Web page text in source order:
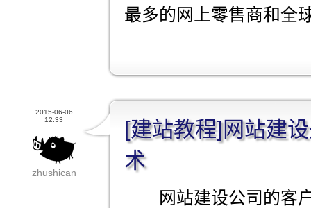
最多的网上零售商和全
2015-06-06
12:33
zhushican
[建站教程]网站建
术
网站建设公司的客户